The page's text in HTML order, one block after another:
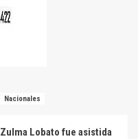
Nacionales
Zulma Lobato fue asistida